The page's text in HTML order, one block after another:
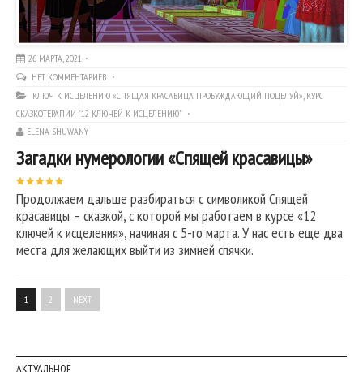
26 МАРТА, 2021
НЕТ КОММЕНТАРИЕВ
КЛЮЧ К ИСЦЕЛЕНИЮ «СПЯЩАЯ КРАСАВИЦА. ПРОБУЖДАЮЩИЙ ПОЦЕЛУЙ» КУРС
СКАЗКОТЕРАПИИ "12 КЛЮЧЕЙ К ИСЦЕЛЕНИЮ"
ELENA SHUWANY
Загадки нумерологии «Спящей красавицы»
Продолжаем дальше разбираться с символикой Спящей
красавицы – сказкой, с которой мы работаем в курсе «12
ключей к исцеления», начиная с 5-го марта. У нас есть еще два
места для желающих выйти из зимней спячки.
1 2 NEXT
АКТУАЛЬНОЕ